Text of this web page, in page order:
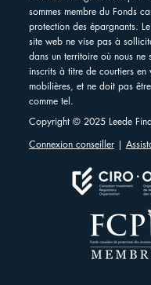
sommes membre du Fonds
protection des épargnants.
site web ne vise pas à
dans un territoire où nous ne
inscrits à titre de courtiers en
mobilières, et ne doit pas
comme tel.
Copyright © 2025 Leede
Connexion conseiller |